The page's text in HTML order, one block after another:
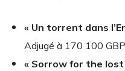
« Un torrent dans
Adjugé à 170 100 GBP
« Sorrow for the